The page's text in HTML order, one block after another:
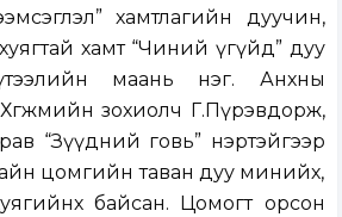
хамтлагийн дуучин,
хамт “Чиний үгүйд” дуу
маань нэг. Анхны
зохиолч Г.Пүрэвдорж,
“Зүүдний говь” нэртэйгээр
цомгийн таван дуу минийх,
байсан. Цомогт орсон